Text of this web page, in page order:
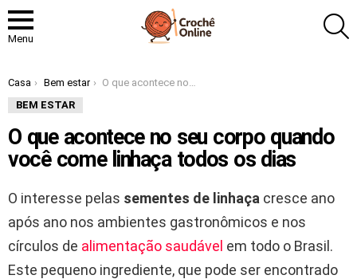
Menu
Você está aqui:
Casa Bem estar
O que acontece no seu corpo quando você come linhaça todos os dias
BEM ESTAR
O que acontece no seu corpo quando
você come linhaça todos os dias
O interesse pelas sementes de linhaça cresce ano
após ano nos ambientes gastronômicos e nos
círculos de alimentação saudável em todo o Brasil.
Este pequeno ingrediente, que pode ser encontrado